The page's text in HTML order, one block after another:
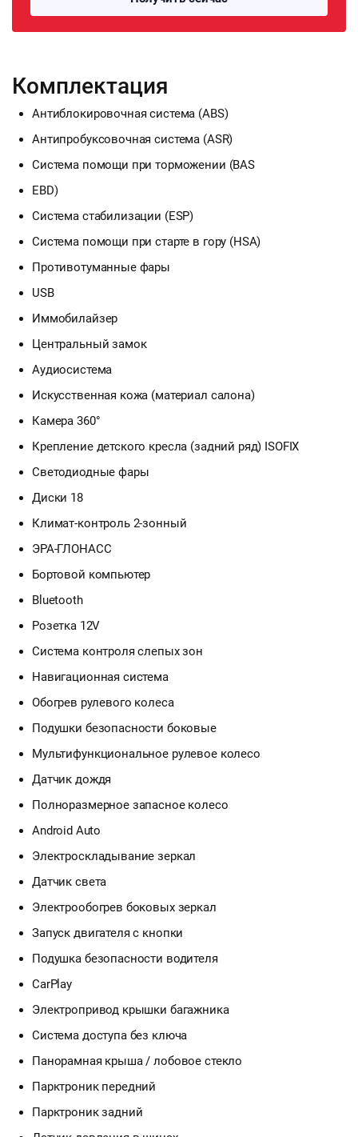
Комплектация
Антиблокировочная система (ABS)
Антипробуксовочная система (ASR)
Система помощи при торможении (BAS
EBD)
Система стабилизации (ESP)
Система помощи при старте в гору (HSA)
Противотуманные фары
USB
Иммобилайзер
Центральный замок
Аудиосистема
Искусственная кожа (материал салона)
Камера 360°
Крепление детского кресла (задний ряд) ISOFIX
Светодиодные фары
Диски 18
Климат-контроль 2-зонный
ЭРА-ГЛОНАСС
Бортовой компьютер
Bluetooth
Розетка 12V
Система контроля слепых зон
Навигационная система
Обогрев рулевого колеса
Подушки безопасности боковые
Мультифункциональное рулевое колесо
Датчик дождя
Полноразмерное запасное колесо
Android Auto
Электроскладывание зеркал
Датчик света
Электрообогрев боковых зеркал
Запуск двигателя с кнопки
Подушка безопасности водителя
CarPlay
Электропривод крышки багажника
Система доступа без ключа
Панорамная крыша / лобовое стекло
Парктроник передний
Парктроник задний